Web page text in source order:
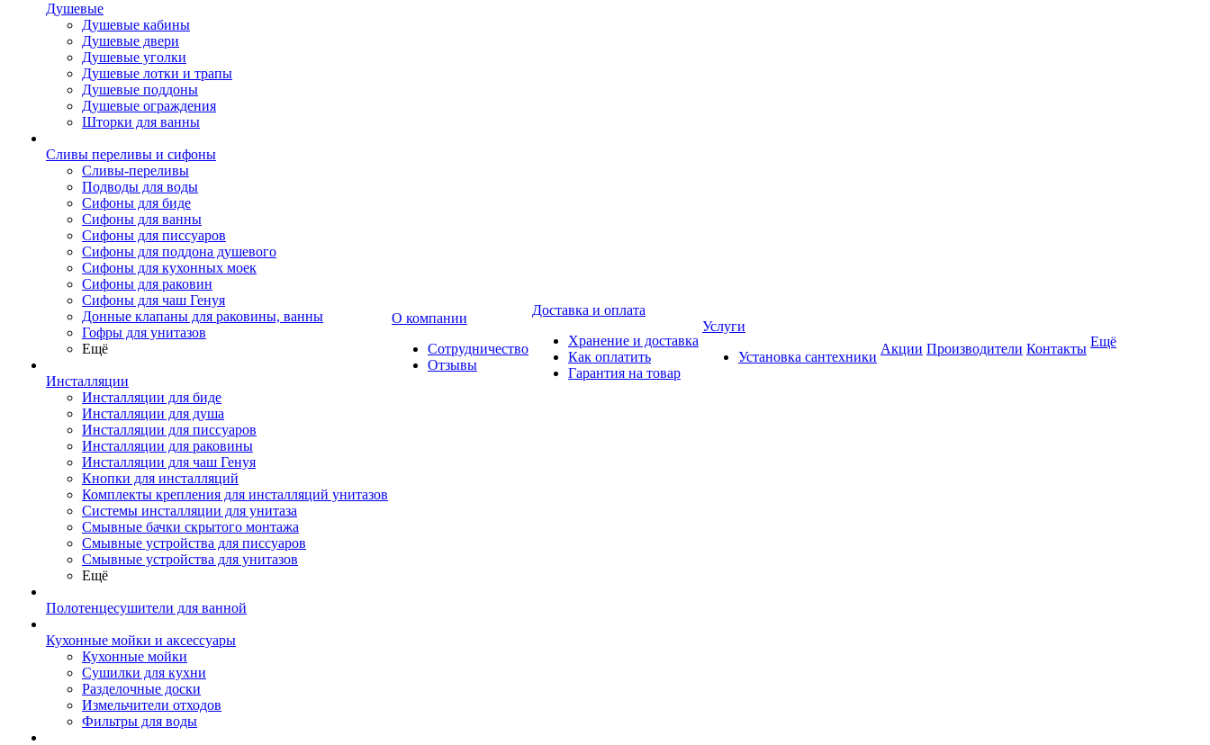
Душевые
Душевые кабины
Душевые двери
Душевые уголки
Душевые лотки и трапы
Душевые поддоны
Душевые ограждения
Шторки для ванны
Сливы переливы и сифоны
Сливы-переливы
Подводы для воды
Сифоны для биде
Сифоны для ванны
Сифоны для писсуаров
Сифоны для поддона душевого
Сифоны для кухонных моек
Сифоны для раковин
Сифоны для чаш Генуя
Донные клапаны для раковины, ванны
Гофры для унитазов
Ещё
Инсталляции
Инсталляции для биде
Инсталляции для душа
Инсталляции для писсуаров
Инсталляции для раковины
Инсталляции для чаш Генуя
Кнопки для инсталляций
Комплекты крепления для инсталляций унитазов
Системы инсталляции для унитаза
Смывные бачки скрытого монтажа
Смывные устройства для писсуаров
Смывные устройства для унитазов
Ещё
Полотенцесушители для ванной
Кухонные мойки и аксессуары
Кухонные мойки
Сушилки для кухни
Разделочные доски
Измельчители отходов
Фильтры для воды
О компании
Сотрудничество
Отзывы
Доставка и оплата
Хранение и доставка
Как оплатить
Гарантия на товар
Услуги
Установка сантехники
Акции Производители Контакты Ещё